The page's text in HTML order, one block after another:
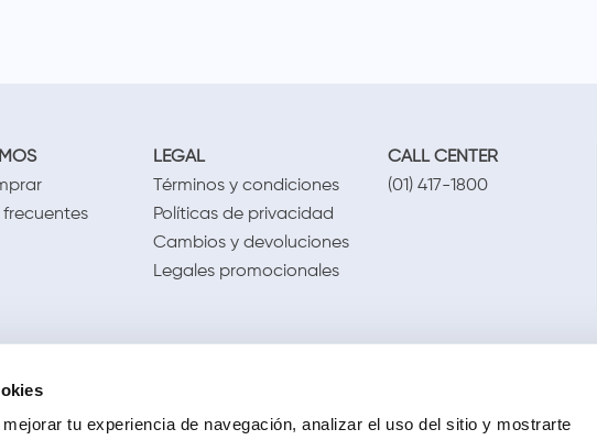
tu experiencia de navegación, analizar el uso del sitio y mostrarte
frecuentes
LEGAL
Términos y condiciones
Políticas de privacidad
Cambios y devoluciones
Legales promocionales
CALL CENTER
(01) 417-1800